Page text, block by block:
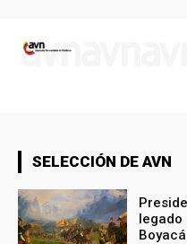
SELECCIÓN DE AVN
legado
Boyacá